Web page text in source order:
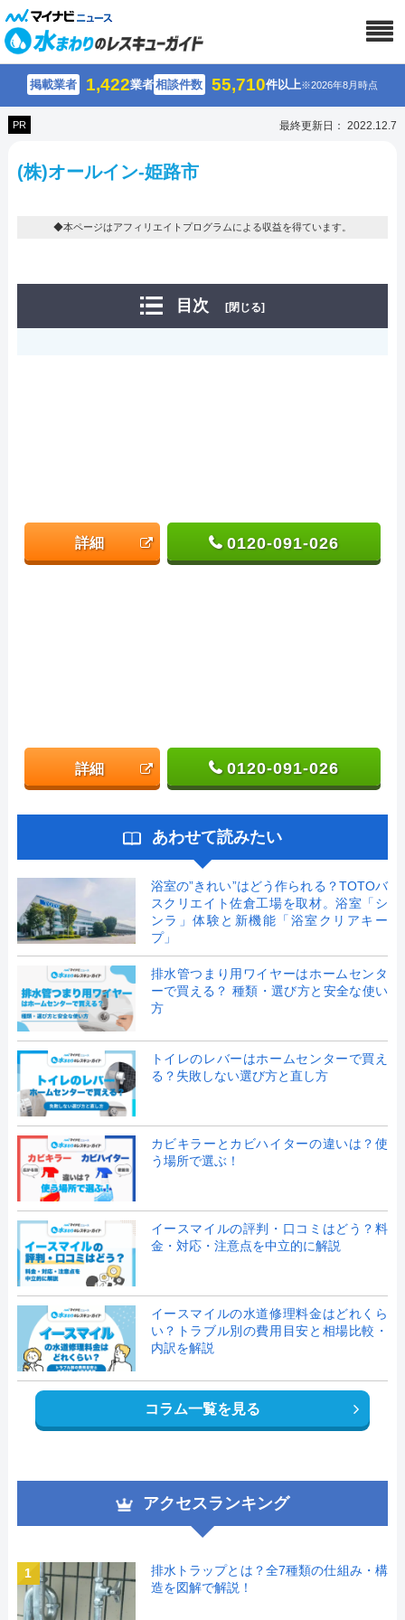
掲載業者 1,422業者相談件数 55,710件以上※2026年8月時点
PR 最終更新日： 2022.12.7
(株)オールイン-姫路市
◆本ページはアフィリエイトプログラムによる収益を得ています。
目次 [閉じる]
詳細 0120-091-026
詳細 0120-091-026
あわせて読みたい
浴室の”きれい”はどう作られる？TOTOバ
スクリエイト佐倉工場を取材。浴室「シ
ンラ」体験と新機能「浴室クリアキー
プ」
排水管つまり用ワイヤーはホームセンタ
ーで買える？ 種類・選び方と安全な使い
方
トイレのレバーはホームセンターで買え
る？失敗しない選び方と直し方
カビキラーとカビハイターの違いは？使
う場所で選ぶ！
イースマイルの評判・口コミはどう？料
金・対応・注意点を中立的に解説
イースマイルの水道修理料金はどれくら
い？トラブル別の費用目安と相場比較・
内訳を解説
コラム一覧を見る
アクセスランキング
1
排水トラップとは？全7種類の仕組み・構
造を図解で解説！